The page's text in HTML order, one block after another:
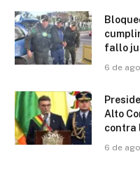
fallo
6 de
Alto
contra
6 de